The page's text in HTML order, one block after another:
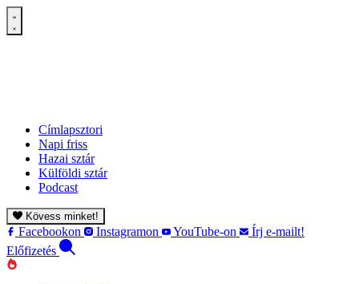
Címlapsztori
Napi friss
Hazai sztár
Külföldi sztár
Podcast
Kövess minket!
Facebookon Instagramon YouTube-on
Írj e-mailt!
Előfizetés